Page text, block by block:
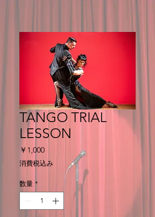
TANGO TRIAL
LESSON
￥1,000価
格
消費税込み
数量 *